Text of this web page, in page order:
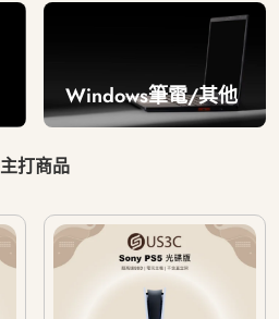
Windows筆電/其他
主打商品